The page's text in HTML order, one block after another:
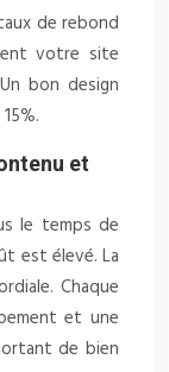
de rebond
votre site
bon design
et
le temps de
est élevé. La
Chaque
et une
de bien